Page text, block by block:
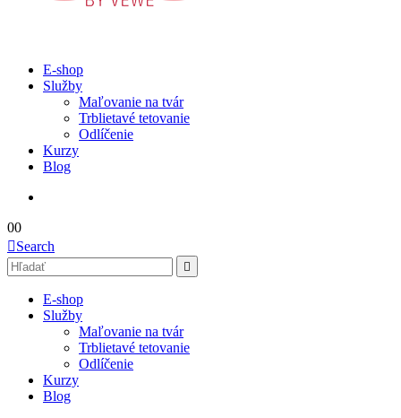
E-shop
Služby
Maľovanie na tvár
Trblietavé tetovanie
Odlíčenie
Kurzy
Blog
00
Search
E-shop
Služby
Maľovanie na tvár
Trblietavé tetovanie
Odlíčenie
Kurzy
Blog